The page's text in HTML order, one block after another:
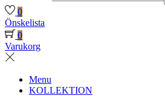
0
Önskelista
0
Varukorg
Menu
KOLLEKTION